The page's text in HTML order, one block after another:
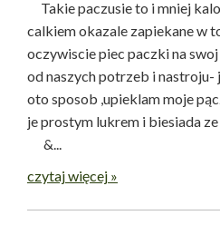
Takie paczusie to i mniej
calkiem okazale zapiekane w
oczywiscie piec paczki na
od naszych potrzeb i
oto sposob ,upieklam moje
je prostym lukrem i
&...
czytaj więcej »